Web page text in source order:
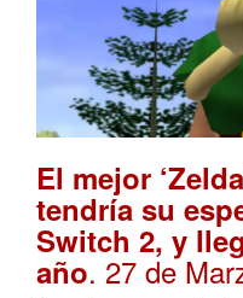
El mejor
tendría su
Switch 2, y
año. 27 de